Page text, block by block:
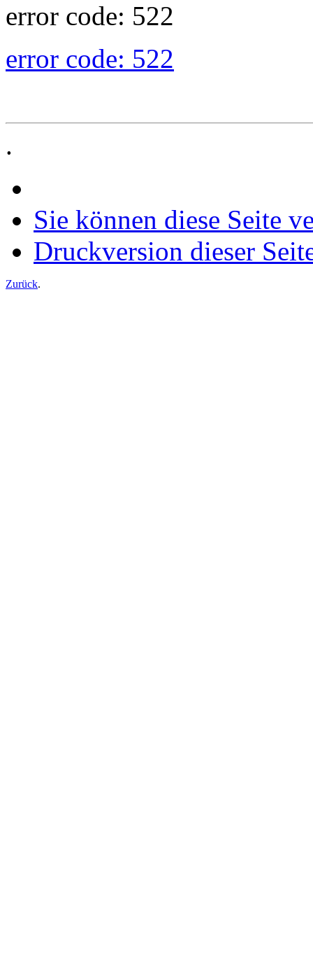
error code: 522
error code: 522
.
Sie können diese Seite
Druckversion dieser
Zurück.